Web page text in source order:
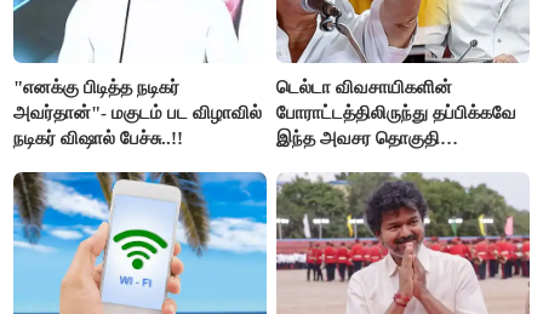
"எனக்கு பிடித்த நடிகர்
அவர்தான்"- மகுடம் பட விழாவில்
நடிகர் விஷால் பேச்சு..!!
டெல்டா விவசாயிகளின்
போராட்டத்திலிருந்து தப்பிக்கவே
இந்த அவசர தொகுதி
அரங்கேற்றுகிறார் முதலமைச்சர் -
திமுக ஐடி விங்..!!